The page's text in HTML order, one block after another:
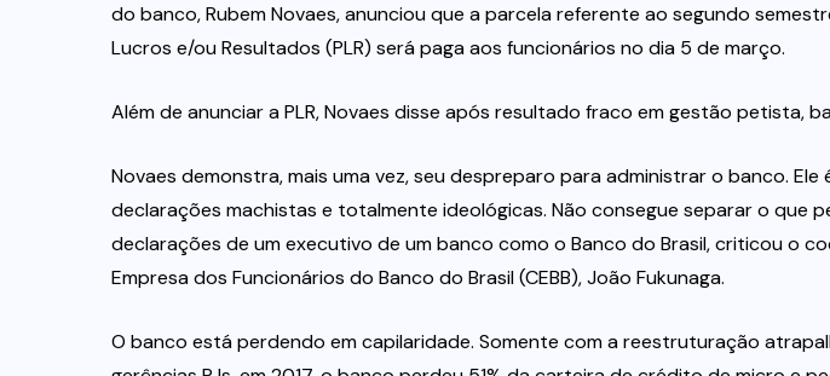
do banco, Rubem Novaes, anunciou que a parcela referente ao segundo
Lucros e/ou Resultados (PLR) será paga aos funcionários no dia 5 de março.
Além de anunciar a PLR, Novaes disse após resultado fraco em gestão petista,
Novaes demonstra, mais uma vez, seu despreparo para administrar o banco.
declarações machistas e totalmente ideológicas. Não consegue separar o que
declarações de um executivo de um banco como o Banco do Brasil, criticou o
Empresa dos Funcionários do Banco do Brasil (CEBB), João Fukunaga.
O banco está perdendo em capilaridade. Somente com a reestruturação